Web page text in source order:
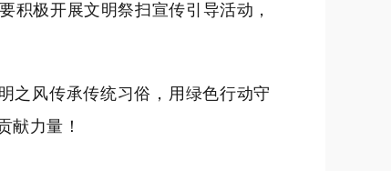
积极开展文明祭扫宣传引导活动，
之风传承传统习俗，用绿色行动守
献力量！